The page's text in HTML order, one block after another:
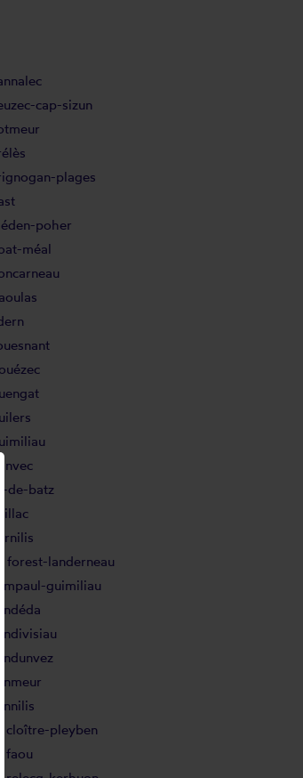
cap-sizun
plages
poher
méal
de-batz
forest-landerneau
guimiliau
cloître-pleyben
faou